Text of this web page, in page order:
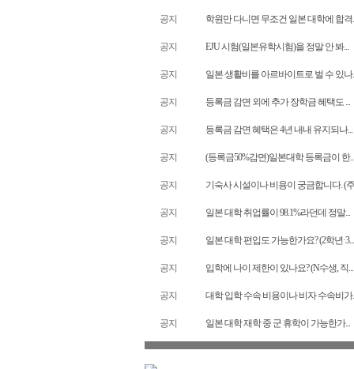
공지 학원만 다니면 무조건 일본 대학에 합격
공지 EJU 시험(일본유학시험)을 정말 안 봐...
공지 일본 생활비를 아르바이트로 벌 수 있나
공지 등록금 감면 외에 추가 장학금 혜택도 ...
공지 등록금 감면 혜택은 4년 내내 유지되나...
공지 (등록금50%감면)일본대학 등록금이 한...
공지 기숙사 시설이나 비용이 궁금합니다. (
공지 일본 대학 취업률이 98.1%라던데 정말...
공지 일본 대학 편입도 가능한가요? (2학년·3...
공지 입학에 나이 제한이 있나요? (N수생, 직...
공지 대학 입학 수속 비용이나 비자 수속비가
공지 일본 대학 재학 중 군 휴학이 가능한가...